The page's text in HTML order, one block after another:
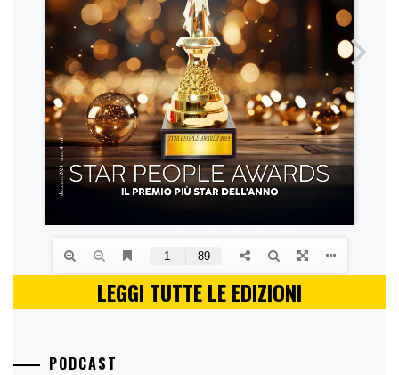
LEGGI TUTTE LE EDIZIONI
PODCAST